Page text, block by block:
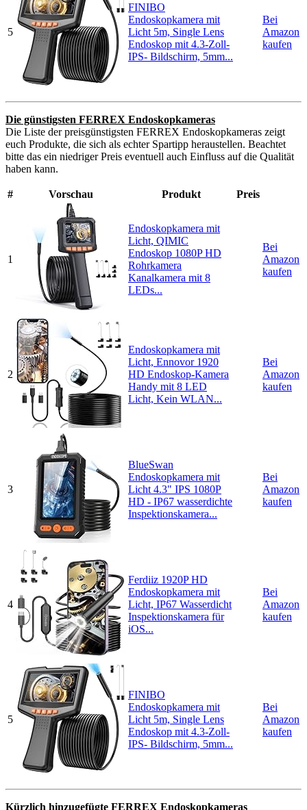
5
FINIBO
Endoskopkamera mit
Licht 5m, Single Lens
Endoskop mit 4.3-Zoll-
IPS- Bildschirm, 5mm...
Bei
Amazon
kaufen
Die günstigsten FERREX Endoskopkameras
Die Liste der preisgünstigsten FERREX Endoskopkameras zeigt
euch Produkte, die sich als echter Spartipp heraustellen. Beachtet
bitte das ein niedriger Preis eventuell auch Einfluss auf die Qualität
haben kann.
# Vorschau Produkt Preis
1
Endoskopkamera mit
Licht, QIMIC
Endoskop 1080P HD
Rohrkamera
Kanalkamera mit 8
LEDs...
Bei
Amazon
kaufen
2
Endoskopkamera mit
Licht, Ennovor 1920
HD Endoskop-Kamera
Handy mit 8 LED
Licht, Kein WLAN...
Bei
Amazon
kaufen
3
BlueSwan
Endoskopkamera mit
Licht 4.3" IPS 1080P
HD - IP67 wasserdichte
Inspektionskamera...
Bei
Amazon
kaufen
4
Ferdiiz 1920P HD
Endoskopkamera mit
Licht, IP67 Wasserdicht
Inspektionskamera für
iOS...
Bei
Amazon
kaufen
5
FINIBO
Endoskopkamera mit
Licht 5m, Single Lens
Endoskop mit 4.3-Zoll-
IPS- Bildschirm, 5mm...
Bei
Amazon
kaufen
Kürzlich hinzugefügte FERREX Endoskopkameras